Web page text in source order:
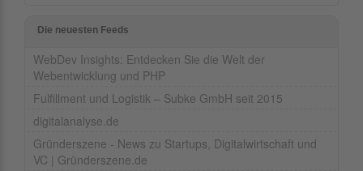
Die neuesten Feeds
WebDev Insights: Entdecken Sie die Welt der
Webentwicklung und PHP
Fulfillment und Logistik – Subke GmbH seit 2015
digitalanalyse.de
Gründerszene - News zu Startups, Digitalwirtschaft und
VC | Gründerszene.de